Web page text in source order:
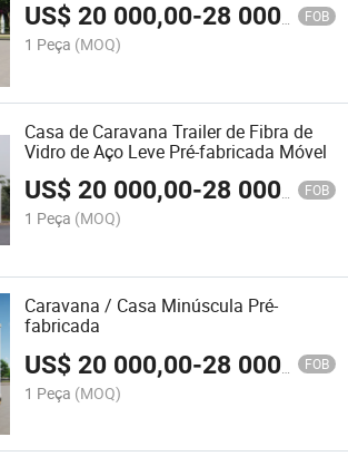
US$20 000,00-28 000,00 FOB
1 Peça (MOQ)
Casa de Caravana Trailer de Fibra de
Vidro de Aço Leve Pré-fabricada Móvel
US$20 000,00-28 000,00 FOB
1 Peça (MOQ)
Caravana / Casa Minúscula Pré-
fabricada
US$20 000,00-28 000,00 FOB
1 Peça (MOQ)